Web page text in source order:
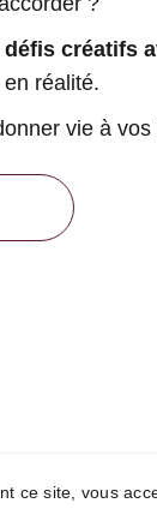
créatifs
réalité.
vie à vos
ce site, vous